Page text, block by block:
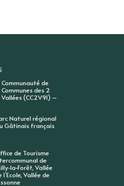
Communauté de
Communes des 2
Vallées (CC2V91) –
Naturel régional
Gâtinais français
de Tourisme
de
la-Forêt, Vallée
l’Ecole, Vallée de